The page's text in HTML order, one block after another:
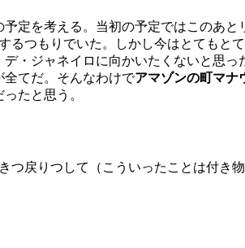
定を考える。当初の予定ではこのあ
つもりでいた。しかし今はとてもと
・ジャネイロに向かいたくないと思っ
全てだ。そんなわけでアマゾンの町マナ
たと思う。
戻りつして（こういったことは付き